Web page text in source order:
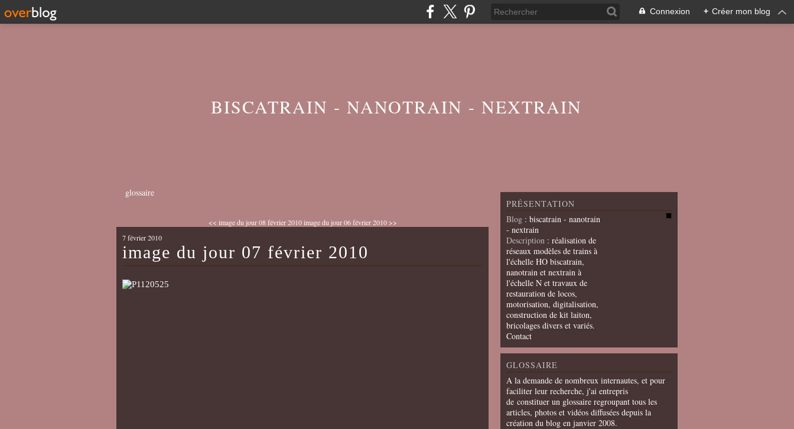
Connexion + Créer mon blog
BISCATRAIN - NANOTRAIN - NEXTRAIN
glossaire
<< image du jour 08 février 2010 image du jour 06 février 2010 >>
7 février 2010
image du jour 07 février 2010
PRÉSENTATION
Blog : biscatrain - nanotrain
- nextrain
Description : réalisation de
réseaux modèles de trains à
l'échelle HO biscatrain,
nanotrain et nextrain à
l'échelle N et travaux de
restauration de locos,
motorisation, digitalisation,
construction de kit laiton,
bricolages divers et variés.
Contact
GLOSSAIRE
A la demande de nombreux internautes, et pour
faciliter leur recherche, j'ai entrepris
de constituer un glossaire regroupant tous les
articles, photos et vidéos diffusées depuis la
création du blog en janvier 2008.